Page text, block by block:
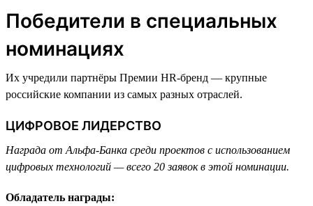
Победители в специальных
номинациях
Их учредили партнёры Премии HR-бренд — крупные
российские компании из самых разных отраслей.
ЦИФРОВОЕ ЛИДЕРСТВО
Награда от Альфа-Банка среди проектов с использованием
цифровых технологий — всего 20 заявок в этой номинации.
Обладатель награды: